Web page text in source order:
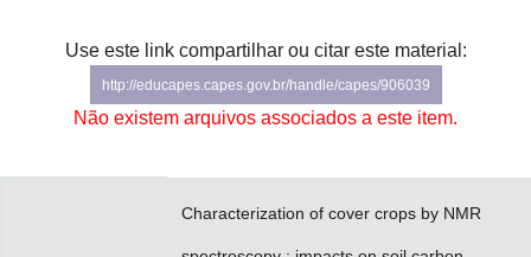
Gabinete de Segurança Institucional
Use este link compartilhar ou citar este material:
http://educapes.capes.gov.br/handle/capes/906039
Não existem arquivos associados a este item.
Characterization of cover crops by NMR